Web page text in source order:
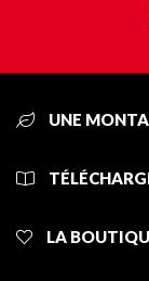
UNE
LA